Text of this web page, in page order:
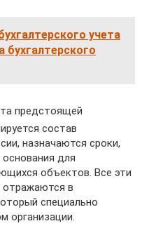
учета
бухгалтерского
предстоящей
состав
назначаются сроки,
для
объектов. Все эти
в
специально
организации.